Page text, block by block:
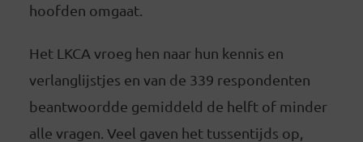
hoofden omgaat.
Het LKCA vroeg hen naar hun kennis en
verlanglijstjes en van de 339 respondenten
beantwoordde gemiddeld de helft of minder
alle vragen. Veel gaven het tussentijds op,